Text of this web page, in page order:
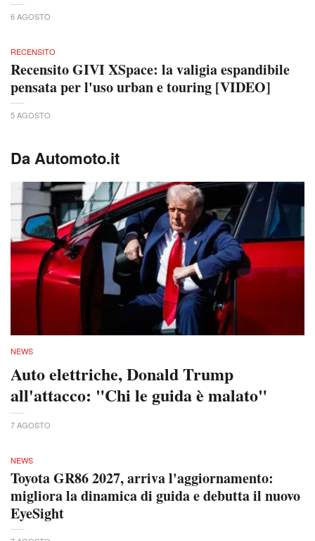
6 AGOSTO
RECENSITO
Recensito GIVI XSpace: la valigia espandibile
pensata per l'uso urban e touring [VIDEO]
5 AGOSTO
Da Automoto.it
NEWS
Auto elettriche, Donald Trump
all'attacco: "Chi le guida è malato"
7 AGOSTO
NEWS
Toyota GR86 2027, arriva l'aggiornamento:
migliora la dinamica di guida e debutta il nuovo
EyeSight